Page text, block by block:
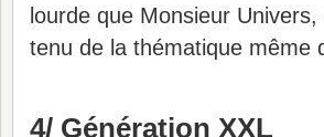
lourde que Monsieur
tenu de la thématique même
4/ Génération XXL